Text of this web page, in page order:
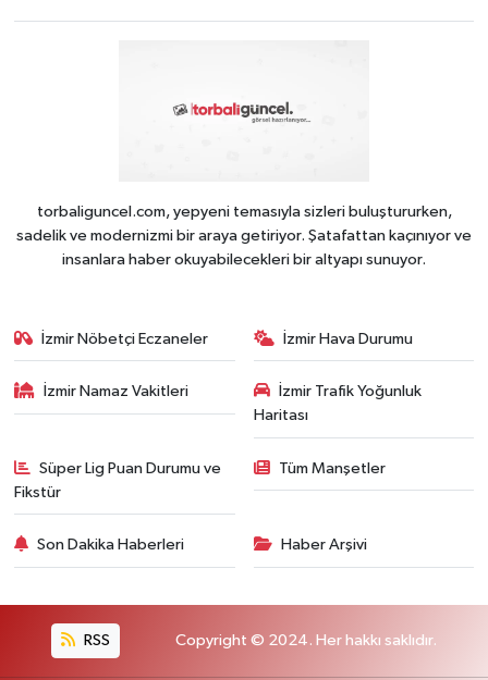
torbaliguncel.com, yepyeni temasıyla sizleri buluştururken,
sadelik ve modernizmi bir araya getiriyor. Şatafattan kaçınıyor ve
insanlara haber okuyabilecekleri bir altyapı sunuyor.
İzmir Nöbetçi Eczaneler İzmir Hava Durumu
İzmir Namaz Vakitleri
İzmir Trafik Yoğunluk
Haritası
Süper Lig Puan Durumu ve
Fikstür
Tüm Manşetler
Son Dakika Haberleri Haber Arşivi
RSS Copyright © 2024. Her hakkı saklıdır.